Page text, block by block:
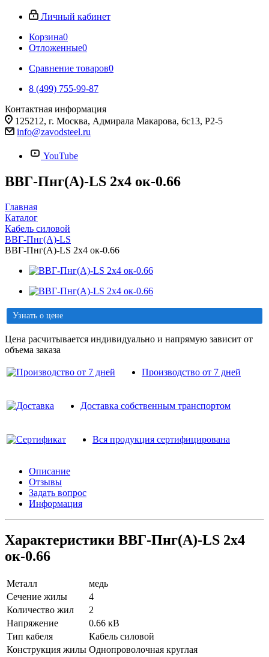
Личный кабинет
Корзина0
Отложенные0
Сравнение товаров0
8 (499) 755-99-87
Контактная информация
125212, г. Москва, Адмирала Макарова, 6с13, Р2-5
info@zavodsteel.ru
YouTube
ВВГ-Пнг(A)-LS 2х4 ок-0.66
Главная
Каталог
Кабель силовой
ВВГ-Пнг(A)-LS
ВВГ-Пнг(A)-LS 2х4 ок-0.66
Узнать о цене
Цена расчитывается индивидуально и напрямую зависит от
объема заказа
Производство от 7 дней
Доставка собственным транспортом
Вся продукция сертифицирована
Описание
Отзывы
Задать вопрос
Информация
Характеристики ВВГ-Пнг(A)-LS 2х4
ок-0.66
Металл
медь
Сечение жилы
4
Количество жил
2
Напряжение
0.66 кВ
Тип кабеля
Кабель силовой
Конструкция жилы Однопроволочная круглая